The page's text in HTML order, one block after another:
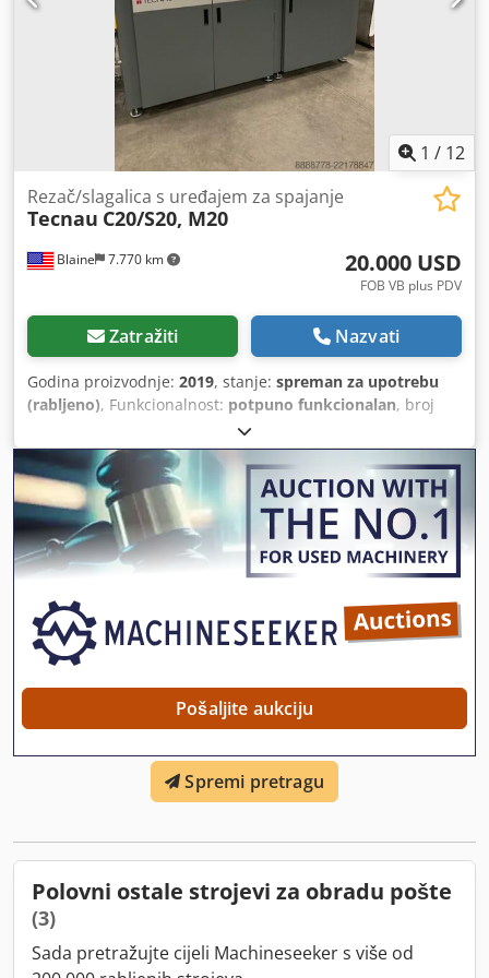
1 / 12
Blaine 7.770 km
Rezač/slagalica s uređajem za spajanje
Tecnau C20/S20, M20
20.000 USD
FOB VB plus PDV
Zatražiti Nazvati
Godina proizvodnje: 2019, stanje: spreman za upotrebu
(rabljeno), Funkcionalnost: potpuno funkcionalan, broj
C201149/S201126, M201150
C20/S20 rezač/slagalica iz 2019. godine s M20 spajačem u
izvrsnom je stanju i spreman za proizvodnju. Nedavno je
uklonjen iz banke gdje je bio pod punim servisnim
ugovorom. Dkodpfx Agozf Na Uotjr
Pošaljite aukciju
Spremi pretragu
Polovni ostale strojevi za obradu pošte
(3)
Sada pretražujte cijeli Machineseeker s više od